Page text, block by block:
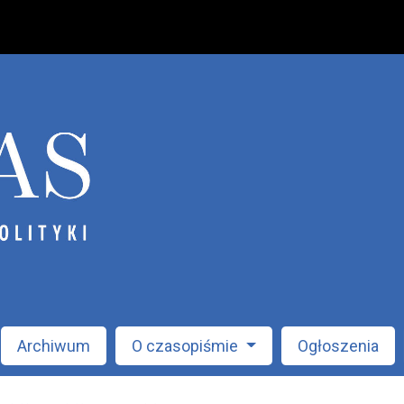
Archiwum O czasopiśmie Ogłoszenia